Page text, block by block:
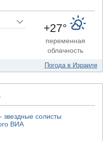
со взрывчаткой по
маленьких детей
подозреваемого в
Йоавом Элиаси
+27°
переменная
облачность
Погода в Израиле
солисты
ВИА